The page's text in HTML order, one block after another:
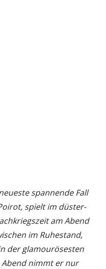
spannende Fall
spielt im düster-
am Abend
im Ruhestand,
der glamourösesten
Abend nimmt er nur